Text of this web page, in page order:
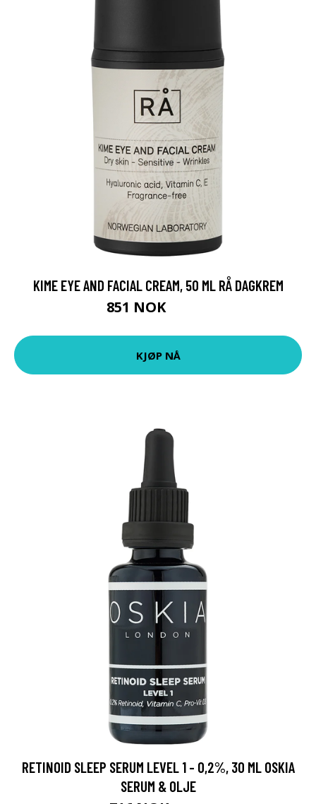
KIME EYE AND FACIAL CREAM, 50 ML RÅ DAGKREM
851 NOK
KJØP NÅ
RETINOID SLEEP SERUM LEVEL 1 - 0,2%, 30 ML OSKIA
SERUM & OLJE